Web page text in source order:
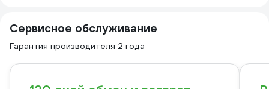
Сервисное обслуживание
Гарантия производителя 2 года